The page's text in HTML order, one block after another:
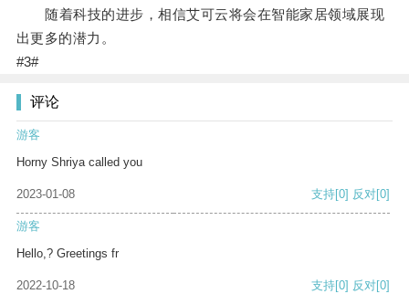
随着科技的进步，相信艾可云将会在智能家居领域展现
出更多的潜力。
#3#
评论
游客
Horny Shriya called you
2023-01-08 支持[0] 反对[0]
游客
Hello,? Greetings fr
2022-10-18 支持[0] 反对[0]